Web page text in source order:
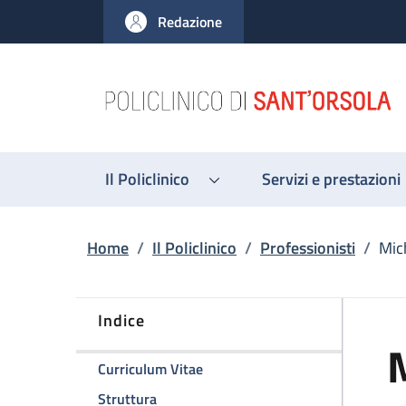
al contenuto principale
to footer content
Redazione
Il Policlinico Servizi e prestazioni
Briciole di pane
Home / Il Policlinico / Professionisti /
Indice
Curriculum Vitaedella pagina Michele Libri
Strutturadella pagina Michele Libri